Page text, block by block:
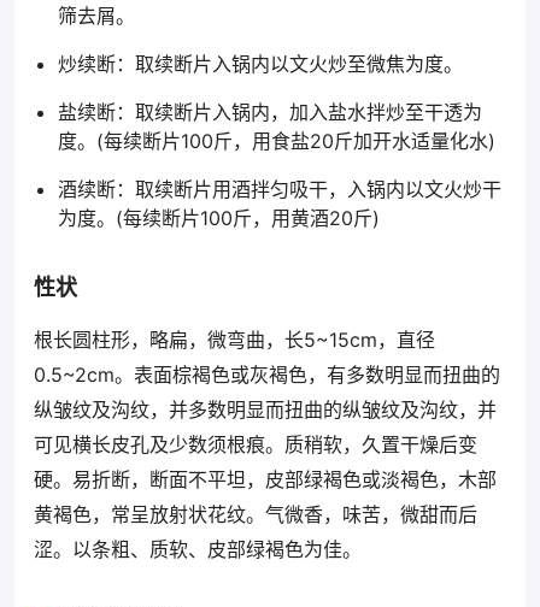
筛去屑。
炒续断：取续断片入锅内以文火炒至微焦为度。
盐续断：取续断片入锅内，加入盐水拌炒至干透为
度。(每续断片100斤，用食盐20斤加开水适量化水)
酒续断：取续断片用酒拌匀吸干，入锅内以文火炒干
为度。(每续断片100斤，用黄酒20斤)
性状
根长圆柱形，略扁，微弯曲，长5~15cm，直径
0.5~2cm。表面棕褐色或灰褐色，有多数明显而扭曲的
纵皱纹及沟纹，并多数明显而扭曲的纵皱纹及沟纹，并
可见横长皮孔及少数须根痕。质稍软，久置干燥后变
硬。易折断，断面不平坦，皮部绿褐色或淡褐色，木部
黄褐色，常呈放射状花纹。气微香，味苦，微甜而后
涩。以条粗、质软、皮部绿褐色为佳。